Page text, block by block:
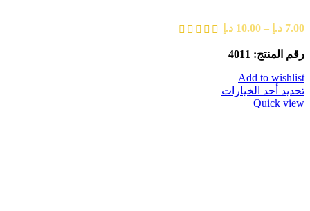
7.00 د.إ –
10.00 د.إ
رقم المنتج: 4011
Add to wishlist
تحديد أحد الخيارات
Quick view